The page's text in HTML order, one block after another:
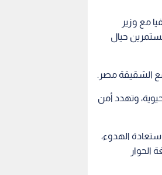
مع وزير
حيال
الشقيقة مصر.
وتهدد أمن
الهدوء،
الحوار